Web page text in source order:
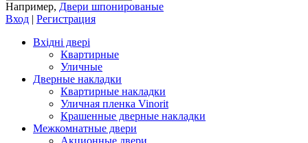
Например, Двери шпонированые
Вход | Регистрация
Вхідні двері
Квартирные
Уличные
Дверные накладки
Квартирные накладки
Уличная пленка Vinorit
Крашенные дверные накладки
Межкомнатные двери
Акционные двери